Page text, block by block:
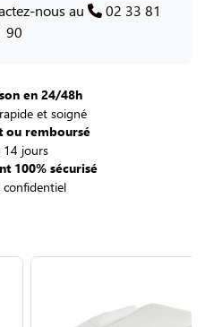
nous au
02 33 81
90
en 24/48h
et soigné
ou remboursé
14 jours
100% sécurisé
confidentiel